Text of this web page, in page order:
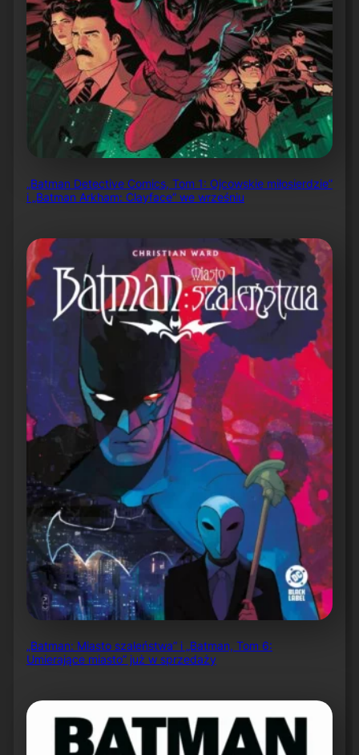
„Batman Detective Comics, Tom 1: Ojcowskie miłosierdzie”
i „Batman Arkham: Clayface” we wrześniu
„Batman: Miasto szaleństwa” i „Batman, Tom 6:
Umierające miasto” już w sprzedaży